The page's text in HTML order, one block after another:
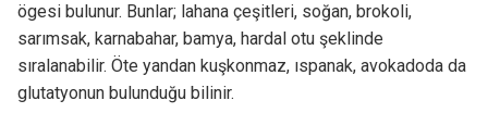
ögesi bulunur. Bunlar; lahana çeşitleri, soğan, brokoli,
sarımsak, karnabahar, bamya, hardal otu şeklinde
sıralanabilir. Öte yandan kuşkonmaz, ıspanak, avokadoda da
glutatyonun bulunduğu bilinir.